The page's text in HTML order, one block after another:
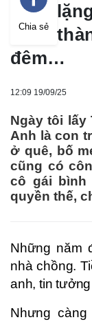
Chia sẻ
đêm…
12:09 19/09/25
Ngày tôi lấy
Anh là con
ở quê, bố
cũng có
cô gái bình
quyền thế,
Những năm
nhà chồng.
anh, tin
Nhưng